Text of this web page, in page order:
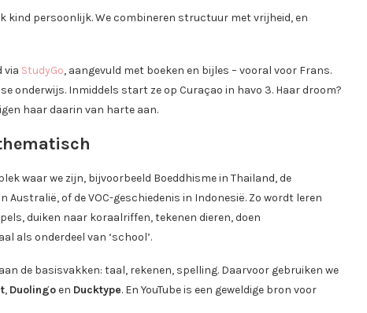
kind persoonlijk. We combineren structuur met vrijheid, en
via StudyGo, aangevuld met boeken en bijles – vooral voor Frans.
onderwijs. Inmiddels start ze op Curaçao in havo 3. Haar droom?
haar daarin van harte aan.
waar we zijn, bijvoorbeeld Boeddhisme in Thailand, de
of de VOC-geschiedenis in Indonesië. Zo wordt leren
duiken naar koraalriffen, tekenen dieren, doen
als onderdeel van ‘school’.
de basisvakken: taal, rekenen, spelling. Daarvoor gebruiken we
, Duolingoen Ducktype. En YouTube is een geweldige bron voor